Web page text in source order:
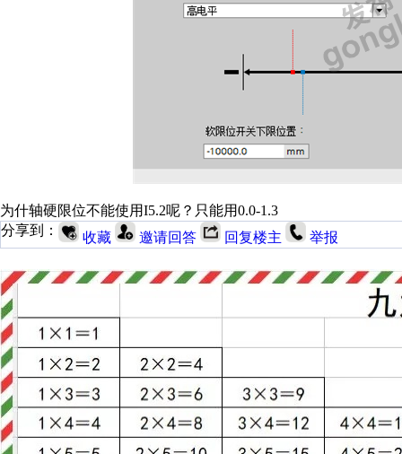
为什轴硬限位不能使用I5.2呢？只能用0.0-1.3
分享到：
收藏 邀请回答 回复楼主 举报